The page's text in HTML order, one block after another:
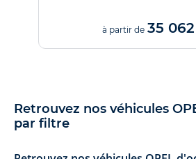
à partir de 35
Retrouvez nos véhicules
par filtre